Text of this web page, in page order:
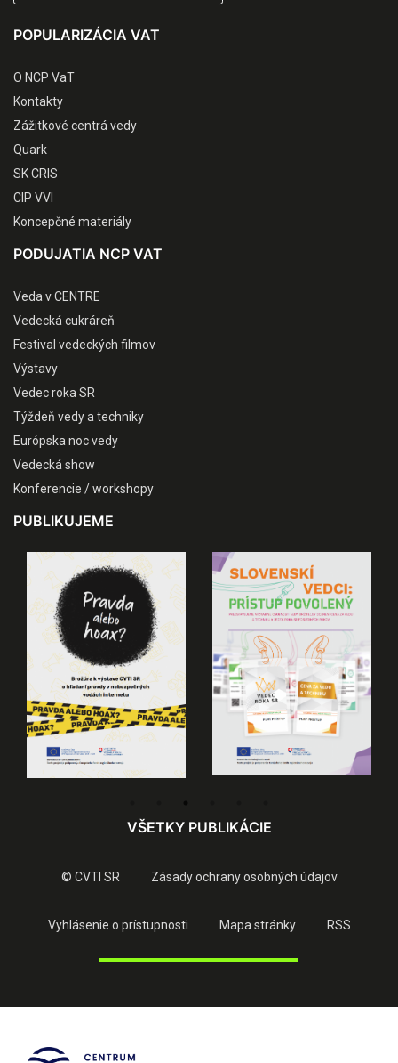
POPULARIZÁCIA VAT
O NCP VaT
Kontakty
Zážitkové centrá vedy
Quark
SK CRIS
CIP VVI
Koncepčné materiály
PODUJATIA NCP VAT
Veda v CENTRE
Vedecká cukráreň
Festival vedeckých filmov
Výstavy
Vedec roka SR
Týždeň vedy a techniky
Európska noc vedy
Vedecká show
Konferencie / workshopy
PUBLIKUJEME
VŠETKY PUBLIKÁCIE
© CVTI SR Zásady ochrany osobných údajov
Vyhlásenie o prístupnosti Mapa stránky RSS